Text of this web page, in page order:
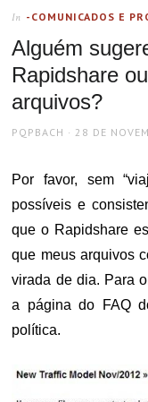
In -COMUNICADOS E
Alguém
Rapidshare
arquivos?
AUTHOR
PQPBACH
POSTED
28 DE
Por favor, sem
possíveis e
que o Rapidshare
que meus arquivos
virada de dia. Para
a página do FAQ
política.